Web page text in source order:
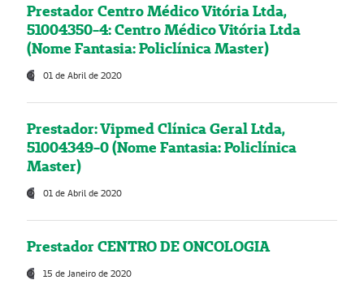
Prestador Centro Médico Vitória Ltda,
51004350-4: Centro Médico Vitória Ltda
(Nome Fantasia: Policlínica Master)
01 de Abril de 2020
Prestador: Vipmed Clínica Geral Ltda,
51004349-0 (Nome Fantasia: Policlínica
Master)
01 de Abril de 2020
Prestador CENTRO DE ONCOLOGIA
15 de Janeiro de 2020